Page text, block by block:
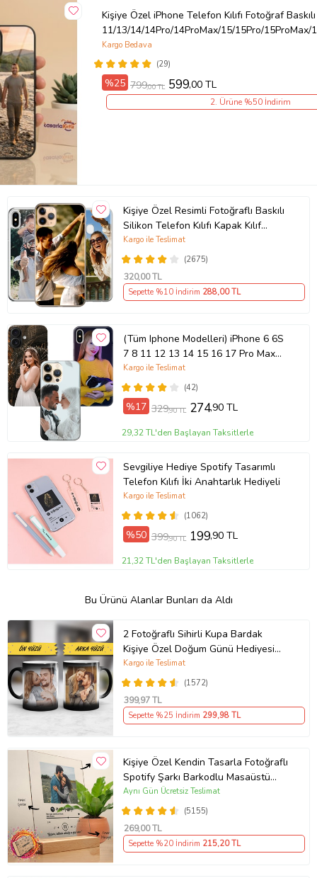
Kişiye Özel iPhone Telefon Kılıfı Fotoğraf Baskılı
11/13/14/14Pro/14ProMax/15/15Pro/
(29)
Kargo Bedava
%25 799,00 TL 599,00 TL
2. Ürüne %50 İndirim
Kişiye Özel Resimli Fotoğraflı Baskılı
Silikon Telefon Kılıfı Kapak Kılıf
(Telefon Modelleri Açıklamada)
(2675)
Kargo ile Teslimat
320,00 TL
Sepette %10 İndirim 288,00 TL
(Tüm Iphone Modelleri) iPhone 6 6S
7 8 11 12 13 14 15 16 17 Pro Max
Plus Mini Kişiye Özel Resimli
Fotoğraflı Kılıf(42)
Kargo ile Teslimat
%17 329,90 TL 274,90 TL
29,32 TL'den Başlayan Taksitlerle
Sevgiliye Hediye Spotify Tasarımlı
Telefon Kılıfı İki Anahtarlık Hediyeli
(1062)
Kargo ile Teslimat
%50 399,90 TL 199,90 TL
21,32 TL'den Başlayan Taksitlerle
Bu Ürünü Alanlar Bunları da Aldı
2 Fotoğraflı Sihirli Kupa Bardak
Kişiye Özel Doğum Günü Hediyesi
Sevgiliye Hediye Anneye Babaya
Ablaya Abiye Kız Erkek Kardeşe
Arkadaşa Resimli Günü Yıl Dönümü
Hediyesi
(1572)
Kargo ile Teslimat
399,97 TL
Sepette %25 İndirim 299,98 TL
Kişiye Özel Kendin Tasarla Fotoğraflı
Spotify Şarkı Barkodlu Masaüstü
Plak Fotoğraf Çerçevesi
(5155)
Aynı Gün Ücretsiz Teslimat
269,00 TL
Sepette %20 İndirim 215,20 TL